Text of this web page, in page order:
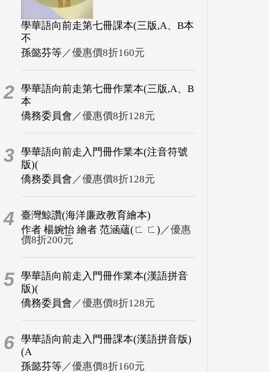
學華語向前走第七冊課本(三版,A、B本
不
孫懿芬等／優惠價8折160元
2 學華語向前走第七冊作業本(三版,A、B
本
僑務委員會 ／優惠價8折128元
3 學華語向前走入門冊作業本(注音符號
版)(
僑務委員會 ／優惠價8折128元
4
臺灣鯨讚(海洋廉政教育繪本)
作者 楊婉怡 繪者 范涵蘊(ㄈ ㄈ) ／優惠
價8折200元
5 學華語向前走入門冊作業本(漢語拼音
版)(
僑務委員會 ／優惠價8折128元
6 學華語向前走入門冊課本(漢語拼音版)
(A
孫懿芬等／優惠價8折160元